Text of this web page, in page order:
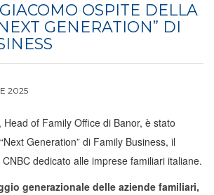
OSPITE DELLA
GENERATION” DI
2025
, Head of Family Office di Banor, è stato
Generation” di Family Business, il
dedicato alle imprese familiari italiane.
generazionale delle aziende familiari,